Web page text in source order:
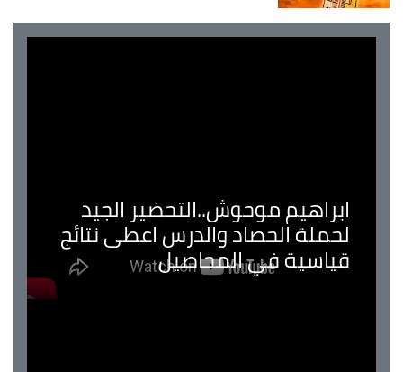
ابراهيم موحوش..التحضير الجيد
لحملة الحصاد والدرس اعطى نتائج
قياسية في المحاصيل